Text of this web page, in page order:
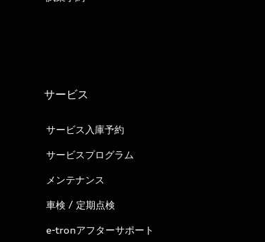
サービス
サービス入庫予約
サービスプログラム
メンテナンス
車検 / 定期点検
e-tronアフターサポート